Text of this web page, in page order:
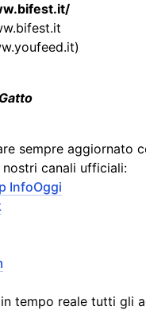
sempre aggiornato
canali ufficiali:
InfoOggi
tempo reale tutti gli